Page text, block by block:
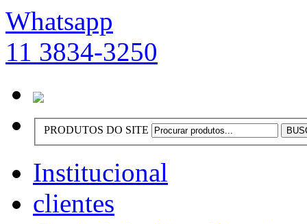
Whatsapp
11 3834-3250
PRODUTOS DO SITE
Institucional
clientes